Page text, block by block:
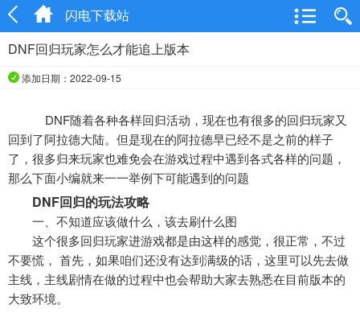
闪电下载站
DNF回归玩家怎么才能追上版本
添加日期：2022-09-15
DNF随着各种各样回归活动，现在也有很多的回归玩家又
回到了阿拉德大陆。但是现在的阿拉德早已经不是之前的样子
了，很多归来玩家也难免会在游戏过程中遇到各式各样的问题，
那么下面小编就来一一举例下可能遇到的问题
DNF回归的玩法攻略
一、不知道应该做什么，该去刷什么图
这个很多回归玩家进游戏都是由这样的感觉，很正常，不过
不要慌， 首先，如果咱们还没有达到满级的话，这里可以先去做
主线，主线剧情在做的过程中也会帮助大家去熟悉在目前版本的
大致环境。